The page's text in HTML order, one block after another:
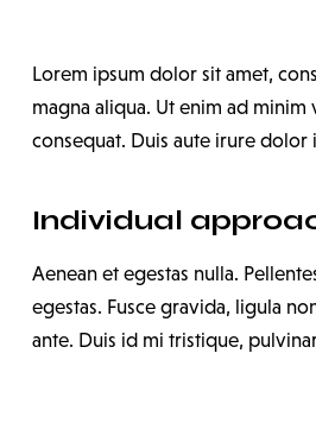
Lorem ipsum dolor sit amet,
magna aliqua. Ut enim ad
consequat. Duis aute irure
Individual
Aenean et egestas nulla.
egestas. Fusce gravida, ligula
ante. Duis id mi tristique,